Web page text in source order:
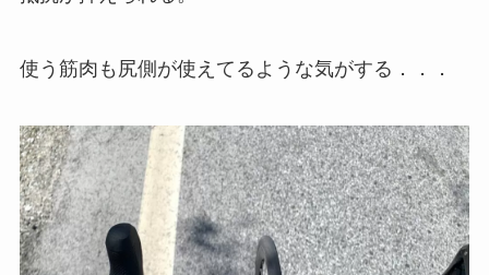
使う筋肉も尻側が使えてるような気がする．．．